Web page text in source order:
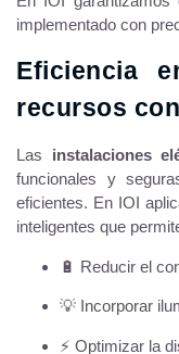
implementado con
Eficiencia
recursos
Las instalaciones
funcionales y
eficientes. En IOI
inteligentes que
🔋 Reducir el
💡 Incorporar
⚡ Optimizar la